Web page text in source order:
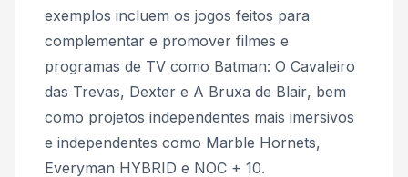
exemplos incluem os jogos feitos para
complementar e promover filmes e
programas de TV como Batman: O Cavaleiro
das Trevas, Dexter e A Bruxa de Blair, bem
como projetos independentes mais imersivos
e independentes como Marble Hornets,
Everyman HYBRID e NOC + 10.